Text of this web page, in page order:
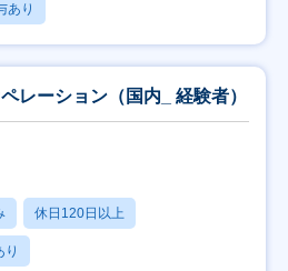
あり
レーション（国内_ 経験者）
休日120日以上
り